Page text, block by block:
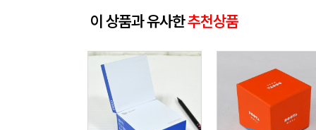
이 상품과 유사한추천상품